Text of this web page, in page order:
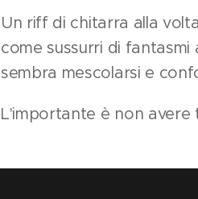
Un riff di chitarra alla
come sussurri di
sembra mescolarsi e
L'importante è non avere